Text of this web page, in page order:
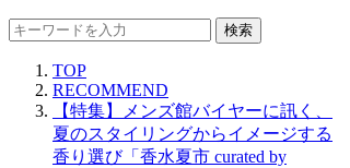
検索
TOP
RECOMMEND
【特集】メンズ館バイヤーに訊く、
夏のスタイリングからイメージする
香り選び「香水夏市 curated by